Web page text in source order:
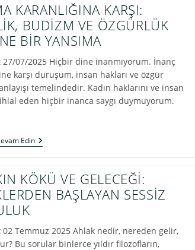
KARANLIĞINA KARŞI:
BUDİZM VE ÖZGÜRLÜK
BİR YANSIMA
27/07/2025 Hiçbir dine inanmıyorum. İnanç
karşı duruşum, insan hakları ve özgür
temelindedir. Kadın haklarını ve insan
eden hiçbir inanca saygı duymuyorum.
EdinDOGMA
KARANLIĞINA
BUDİZM
VE
ÖZGÜRLÜK
YANSIMA
KÖKÜ VE GELECEĞİ:
BAŞLAYAN SESSİZ
02 Temmuz 2025 Ahlak nedir, nereden gelir,
Bu sorular binlerce yıldır filozofların,